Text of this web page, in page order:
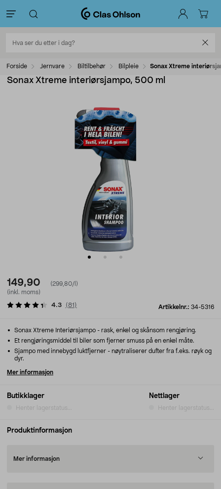
Forside Jernvare Biltilbehør Bilpleie Sonax Xtreme
Sonax Xtreme interiørsjampo, 500 ml
149,90
(299,80/l)
(inkl. moms)
Artikkelnr.: 34-5316
4.3 (81 )
Butikklager
Henter lagerstatus...
Nettlager
Henter lagerstatus...
Sonax Xtreme Interiørsjampo - rask, enkel og skånsom rengjøring.
Et rengjøringsmiddel til biler som fjerner smuss på en enkel måte.
Sjampo med innebygd luktfjerner - nøytraliserer dufter fra f.eks. røyk og
dyr.
Mer informasjon
Produktinformasjon
Mer informasjon